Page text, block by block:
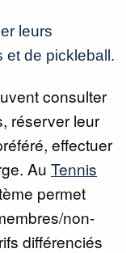
leurs
et de pickleball.
consulter
réserver leur
effectuer
Au Tennis
permet
non-
différenciés